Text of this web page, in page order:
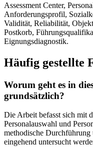
Assessment Center,
Anforderungsprofil,
Validität, Reliabilität,
Postkorb,
Eignungsdiagnostik.
Häufig gestellte
Worum geht es in
grundsätzlich?
Die Arbeit befasst sich mit
Personalauswahl und
methodische
eingehend untersucht